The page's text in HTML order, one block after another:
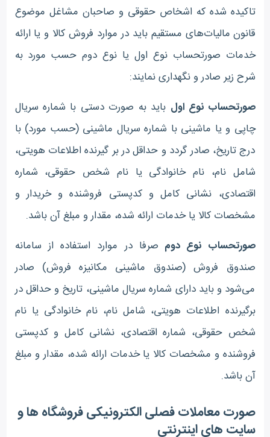
تاکیده شده که اشخاص حقوقی و صاحبان مشاغل موضوع
قانون مالیات‌های مستقیم باید در موارد فروش کالا و یا ارائه
خدمات صورتحساب نوع اول یا نوع دوم حسب مورد به
شرح زیر صادر و نگهداری نمایند:
صورتحساب نوع اول باید به صورت دستی با شماره سریال
چاپی و یا ماشینی با شماره سریال ماشینی (حسب مورد) با
درج تاریخ، صادر گردد و حداقل در بر گیرنده اطلاعات هویتی،
شامل نام، نام خانوادگی یا نام شخص حقوقی، شماره
اقتصادی، نشانی کامل و کدپستی فروشنده و خریدار و
مشخصات کالا یا خدمات ارائه شده، مقدار و مبلغ آن باشد.
صورتحساب نوع دوم صرفا در موارد استفاده از سامانه
صندوق فروش (صندوق ماشینی مکانیزه فروش) صادر
می‌شود و باید دارای شماره سریال ماشینی، تاریخ و حداقل در
برگیرنده اطلاعات هویتی، شامل نام، نام خانوادگی یا نام
شخص حقوقی، شماره اقتصادی، نشانی کامل و کدپستی
فروشنده و مشخصات کالا یا خدمات ارائه شده، مقدار و مبلغ
آن باشد.
صورت معاملات فصلی الکترونیکی فروشگاه ها و
سایت های اینترنتی